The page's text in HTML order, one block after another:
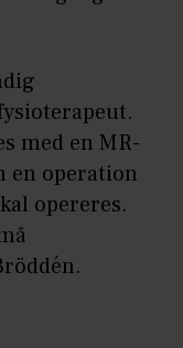
med en MR-
en operation
opereres.